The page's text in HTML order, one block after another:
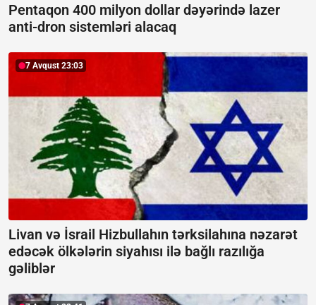
Pentaqon 400 milyon dollar dəyərində lazer
anti-dron sistemləri alacaq
7 Avqust 23:03
Livan və İsrail Hizbullahın tərksilahına nəzarət
edəcək ölkələrin siyahısı ilə bağlı razılığa
gəliblər